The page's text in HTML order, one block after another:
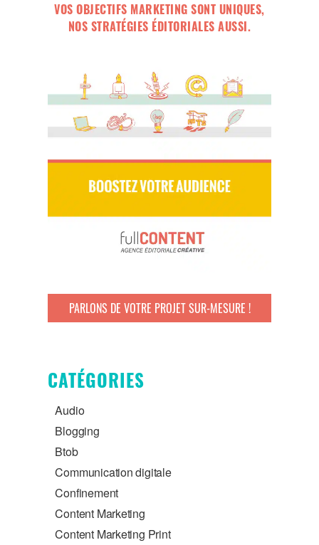
VOS OBJECTIFS MARKETING SONT UNIQUES,
NOS STRATÉGIES ÉDITORIALES AUSSI.
PARLONS DE VOTRE PROJET SUR-MESURE !
CATÉGORIES
Audio
Blogging
Btob
Communication digitale
Confinement
Content Marketing
Content Marketing Print